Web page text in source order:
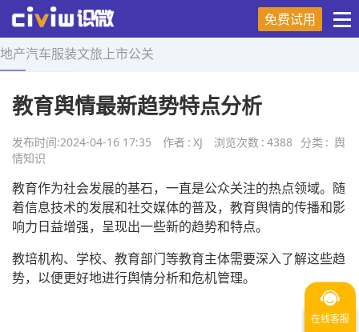
免费试用
地产汽车服装文旅 上市公关
首页 > 舆情知识 > 正文
教育舆情最新趋势特点分析
发布时间:2024-04-16 17:35 作者 : XJ 浏览次数 : 4388 分类 : 舆
情知识
教育作为社会发展的基石，一直是公众关注的热点领域。随
着信息技术的发展和社交媒体的普及，教育舆情的传播和影
响力日益增强，呈现出一些新的趋势和特点。
教培机构、学校、教育部门等教育主体需要深入了解这些趋
势，以便更好地进行舆情分析和危机管理。